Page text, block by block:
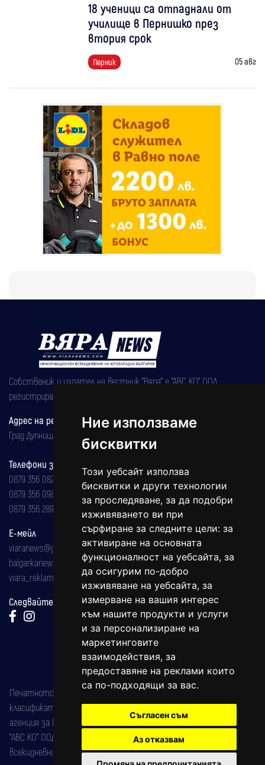
Ние използваме
бисквитки
Този уебсайт използва
бисквитки и други технологии
за проследяване, за да подобри
изживяването ви при
сърфиране за следните цели: за
активиране на основната
функционалност на уебсайта, за
да осигурим по-добро
изживяване на уебсайта, за
измерване на вашия интерес
към нашите продукти и услуги
и за персонализиране на
маркетинговите
взаимодействия, за
предоставяне на реклами които
са по-подходящи за вас.
Съгласен съм
Аз отказвам
18 ученици са отпаднали от
училище в Пернишко през
втория срок
Перник 05 авг
Собственик и издател на вестник "Вяра" е "АВС КО" ООД,
регистрирана на 08.05.2002 година.
Адрес на редакцията
Град Дупница, ул.''Христо Ботев" 43
Телефони за реклама и абонаменти
0879 356 082
0879 356 098
0879 356 289
Е-мейл
viaranews@gmail.com
balgarkanews@gmail.com
viara_reklama@mail.bg
Следвайте ни:
Печатното издание на вестника е регистрирано в националния
класификатор на печатните издания (Българска национална
агенция за ISSN) под номер: ISSN 1312-4722.
"АВС КО" ООД е притежател на марката: Вяра информационен
всекидневник на югозападна България, със свидетелство за марка